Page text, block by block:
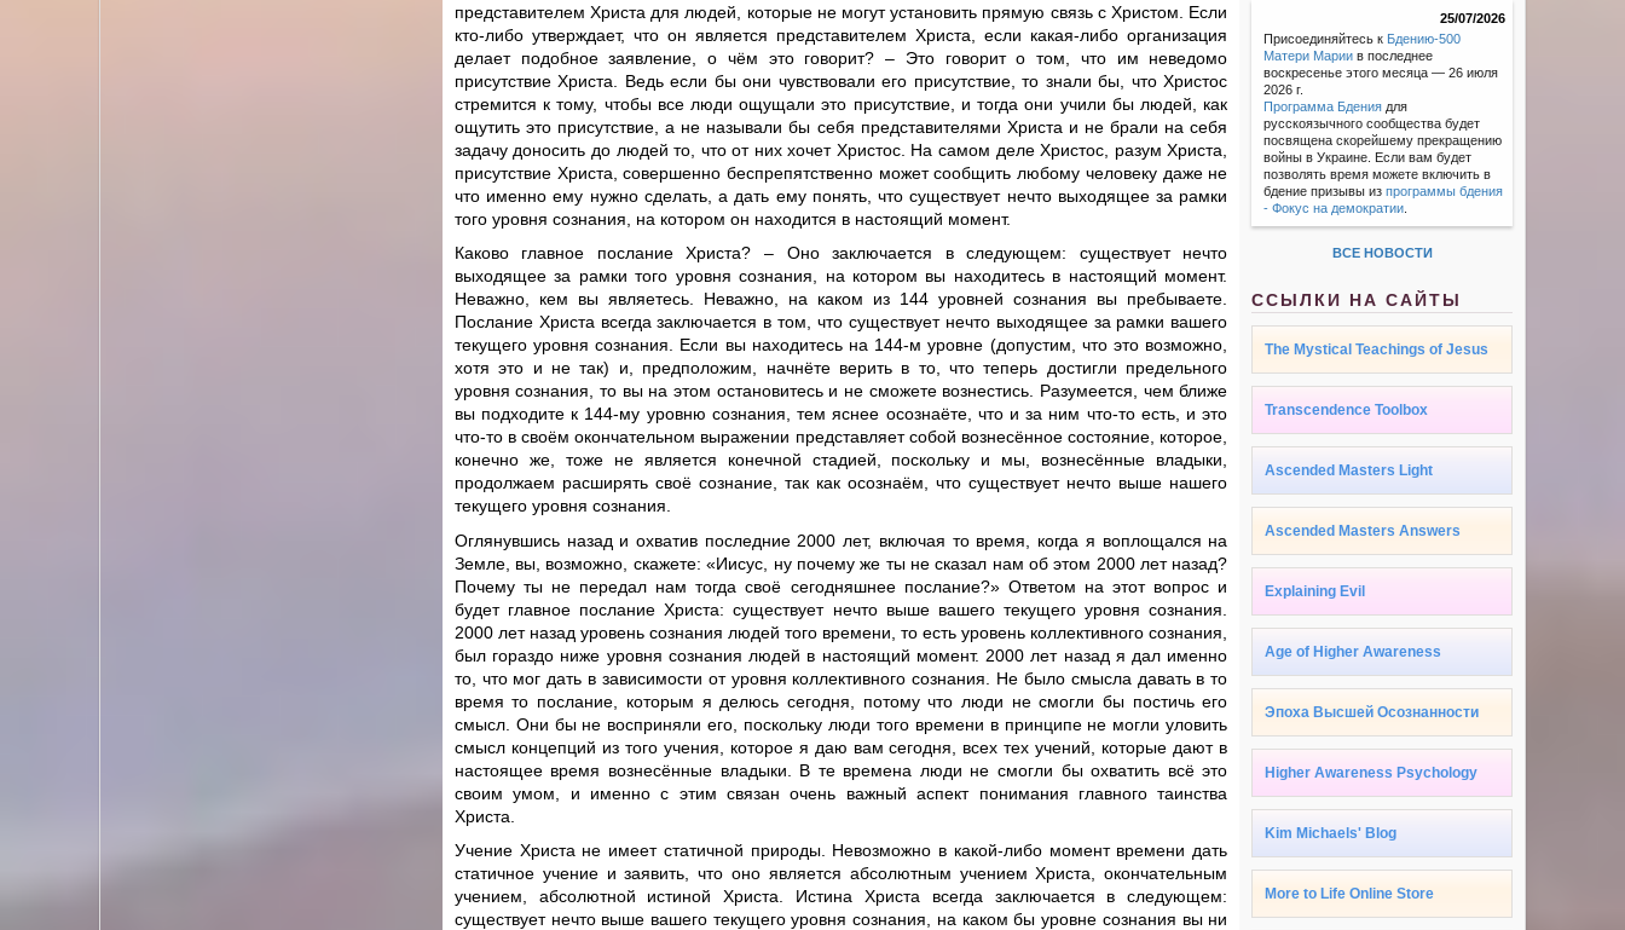
представителем Христа для людей, которые не могут установить прямую связь с Христом. Если
кто-либо утверждает, что он является представителем Христа, если какая-либо организация
делает подобное заявление, о чём это говорит? – Это говорит о том, что им неведомо
присутствие Христа. Ведь если бы они чувствовали его присутствие, то знали бы, что Христос
стремится к тому, чтобы все люди ощущали это присутствие, и тогда они учили бы людей, как
ощутить это присутствие, а не называли бы себя представителями Христа и не брали на себя
задачу доносить до людей то, что от них хочет Христос. На самом деле Христос, разум Христа,
присутствие Христа, совершенно беспрепятственно может сообщить любому человеку даже не
что именно ему нужно сделать, а дать ему понять, что существует нечто выходящее за рамки
того уровня сознания, на котором он находится в настоящий момент.
Каково главное послание Христа? – Оно заключается в следующем: существует нечто
выходящее за рамки того уровня сознания, на котором вы находитесь в настоящий момент.
Неважно, кем вы являетесь. Неважно, на каком из 144 уровней сознания вы пребываете.
Послание Христа всегда заключается в том, что существует нечто выходящее за рамки вашего
текущего уровня сознания. Если вы находитесь на 144-м уровне (допустим, что это возможно,
хотя это и не так) и, предположим, начнёте верить в то, что теперь достигли предельного
уровня сознания, то вы на этом остановитесь и не сможете вознестись. Разумеется, чем ближе
вы подходите к 144-му уровню сознания, тем яснее осознаёте, что и за ним что-то есть, и это
что-то в своём окончательном выражении представляет собой вознесённое состояние, которое,
конечно же, тоже не является конечной стадией, поскольку и мы, вознесённые владыки,
продолжаем расширять своё сознание, так как осознаём, что существует нечто выше нашего
текущего уровня сознания.
Оглянувшись назад и охватив последние 2000 лет, включая то время, когда я воплощался на
Земле, вы, возможно, скажете: «Иисус, ну почему же ты не сказал нам об этом 2000 лет назад?
Почему ты не передал нам тогда своё сегодняшнее послание?» Ответом на этот вопрос и
будет главное послание Христа: существует нечто выше вашего текущего уровня сознания.
2000 лет назад уровень сознания людей того времени, то есть уровень коллективного сознания,
был гораздо ниже уровня сознания людей в настоящий момент. 2000 лет назад я дал именно
то, что мог дать в зависимости от уровня коллективного сознания. Не было смысла давать в то
время то послание, которым я делюсь сегодня, потому что люди не смогли бы постичь его
смысл. Они бы не восприняли его, поскольку люди того времени в принципе не могли уловить
смысл концепций из того учения, которое я даю вам сегодня, всех тех учений, которые дают в
настоящее время вознесённые владыки. В те времена люди не смогли бы охватить всё это
своим умом, и именно с этим связан очень важный аспект понимания главного таинства
Христа.
Учение Христа не имеет статичной природы. Невозможно в какой-либо момент времени дать
статичное учение и заявить, что оно является абсолютным учением Христа, окончательным
учением, абсолютной истиной Христа. Истина Христа всегда заключается в следующем:
существует нечто выше вашего текущего уровня сознания, на каком бы уровне сознания вы ни
25/07/2026
Присоединяйтесь к Бдению-500
Матери Марии в последнее
воскресенье этого месяца — 26 июля
2026 г.
Программа Бдения для
русскоязычного сообщества будет
посвящена скорейшему прекращению
войны в Украине. Если вам будет
позволять время можете включить в
бдение призывы изпрограммы бдения
- Фокус на демократии
ВСЕ НОВОСТИ
ССЫЛКИ НА САЙТЫ
The Mystical Teachings of Jesus
Transcendence Toolbox
Ascended Masters Light
Ascended Masters Answers
Explaining Evil
Age of Higher Awareness
Эпоха Высшей Осознанности
Higher Awareness Psychology
Kim Michaels' Blog
More to Life Online Store